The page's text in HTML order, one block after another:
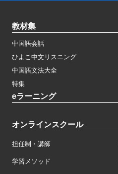
教材集
中国語会話
ひよこ中文リスニング
中国語文法大全
特集
eラーニング
オンラインスクール
担任制・講師
学習メソッド